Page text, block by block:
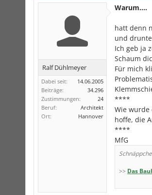
Ralf Dühlmeyer
Dabei seit:
14.06.2005
Beiträge:
34.296
Zustimmungen:
24
Beruf:
Architekt
Ort:
Hannover
Warum....
hatt denn
und
Ich geb ja
Schaum
Für mich
****
Wie wurde
hoffe, die
****
MfG
>> Das